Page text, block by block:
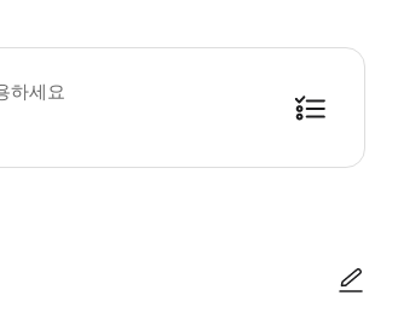
아와 어린이의 인원도 포함해 주시기 바랍니다. 0세
하세요